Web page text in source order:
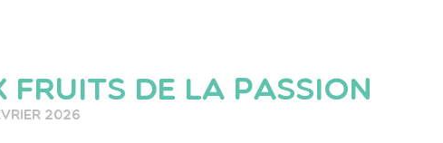
FRUITS DE LA PASSION
2026